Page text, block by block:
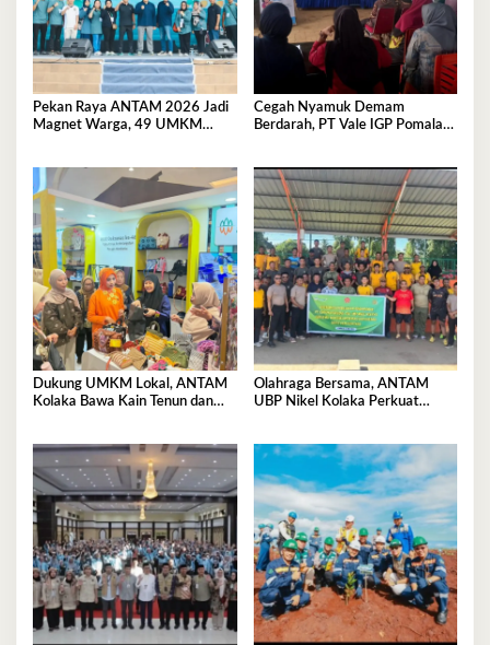
Pekan Raya ANTAM 2026 Jadi
Magnet Warga, 49 UMKM
Cegah Nyamuk Demam
Berdarah, PT Vale IGP Pomalaa
Dukung UMKM Lokal, ANTAM
Kolaka Bawa Kain Tenun dan
Olahraga Bersama, ANTAM
UBP Nikel Kolaka Perkuat